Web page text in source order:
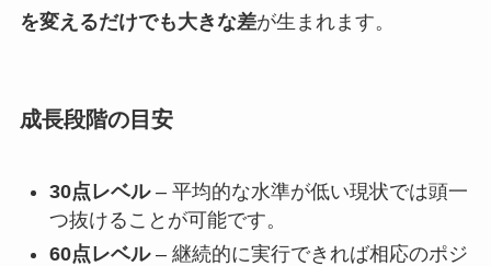
を変えるだけでも大きな差が生まれます。
成長段階の目安
30点レベル– 平均的な水準が低い現状では頭一
つ抜けることが可能です。
60点レベル– 継続的に実行できれば相応のポジ